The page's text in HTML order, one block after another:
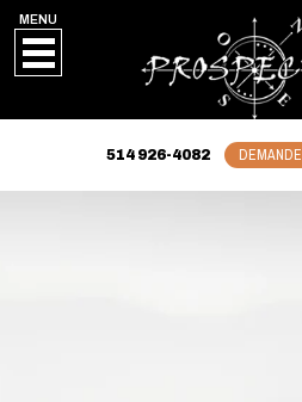
MENU
514 926-4082